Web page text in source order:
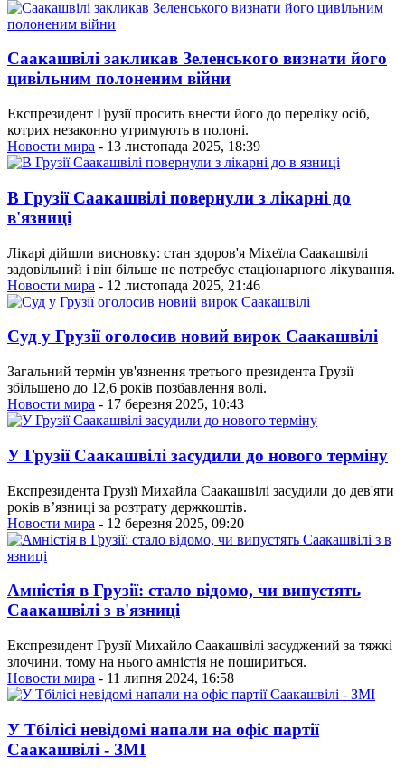
Саакашвілі закликав Зеленського визнати його
цивільним полоненим війни
Експрезидент Грузії просить внести його до переліку осіб,
котрих незаконно утримують в полоні.
Новости мира - 13 листопада 2025, 18:39
В Грузії Саакашвілі повернули з лікарні до
в'язниці
Лікарі дійшли висновку: стан здоров'я Міхеїла Саакашвілі
задовільний і він більше не потребує стаціонарного лікування.
Новости мира - 12 листопада 2025, 21:46
Суд у Грузії оголосив новий вирок Саакашвілі
Загальний термін ув'язнення третього президента Грузії
збільшено до 12,6 років позбавлення волі.
Новости мира - 17 березня 2025, 10:43
У Грузії Саакашвілі засудили до нового терміну
Експрезидента Грузії Михайла Саакашвілі засудили до дев'яти
років вʼязниці за розтрату держкоштів.
Новости мира - 12 березня 2025, 09:20
Амністія в Грузії: стало відомо, чи випустять
Саакашвілі з в'язниці
Експрезидент Грузії Михайло Саакашвілі засуджений за тяжкі
злочини, тому на нього амністія не пошириться.
Новости мира - 11 липня 2024, 16:58
У Тбілісі невідомі напали на офіс партії
Саакашвілі - ЗМІ